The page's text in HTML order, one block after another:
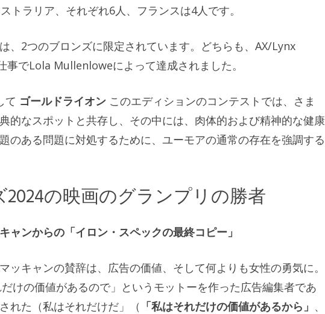
トラリア、それぞれ6人、フランスは4人です。
、2つのブロンズに限定されています。どちらも、AX/Lynx
でLola Mullenloweによって達成されました。
て ゴールドライオン このエディションのコンテストでは、さま
的なスポットと共存し、その中には、肉体的および精神的な健康
のある問題に対処するために、ユーモアの通常の存在を強調する
の映画のグランプリの勝者
ャンからの「イロン・スペックの最終コピー」
ッキャンの賛辞は、広告の価値、そして何よりも女性の勇気に。
けの価値があるので」というモットーを作った広告編集者であ
れた（私はそれだけだ」（ 「私はそれだけの価値があるから」 、